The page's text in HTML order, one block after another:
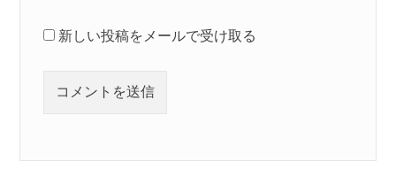
新しい投稿をメールで受け取る